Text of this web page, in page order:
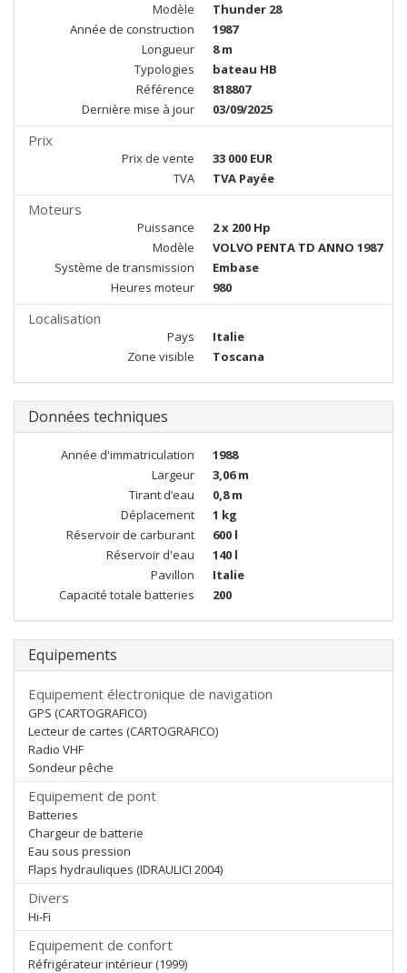
Modèle
Thunder 28
Année de construction
1987
Longueur
8 m
Typologies
bateau HB
Référence
818807
Dernière mise à jour
03/09/2025
Prix
Prix de vente
33 000 EUR
TVA
TVA Payée
Moteurs
Puissance
2 x 200 Hp
Modèle
VOLVO PENTA TD ANNO 1987
Système de transmission
Embase
Heures moteur
980
Localisation
Pays
Italie
Zone visible
Toscana
Données techniques
Année d'immatriculation
1988
Largeur
3,06 m
Tirant d’eau
0,8 m
Déplacement
1 kg
Réservoir de carburant
600 l
Réservoir d'eau
140 l
Pavillon
Italie
Capacité totale batteries
200
Equipements
Equipement électronique de navigation
GPS (CARTOGRAFICO)
Lecteur de cartes (CARTOGRAFICO)
Radio VHF
Sondeur pêche
Equipement de pont
Batteries
Chargeur de batterie
Eau sous pression
Flaps hydrauliques (IDRAULICI 2004)
Divers
Hi-Fi
Equipement de confort
Réfrigérateur intérieur (1999)